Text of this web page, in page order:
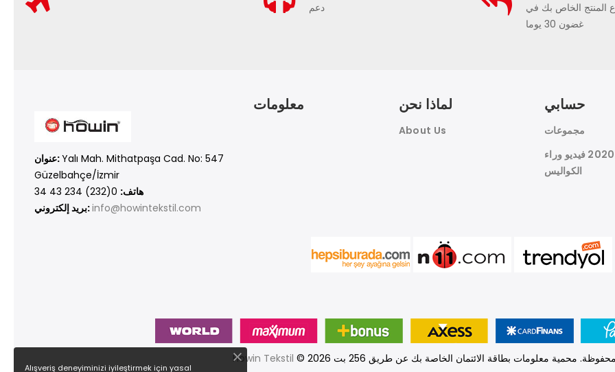
دعم
المنتج الخاص بك في
غضون 30 يوما
عنوان:Yalı Mah. Mithatpaşa Cad. No: 547
Güzelbahçe/İzmir
هاتف:
بريد إلكتروني:info@howintekstil.com
معلومات لماذا نحن
About Us
حسابي
مجموعات
هوين النسيج 2020 فيديو وراء
الكواليس
Howin Tekstil
Alışveriş deneyiminizi iyileştirmek için yasal